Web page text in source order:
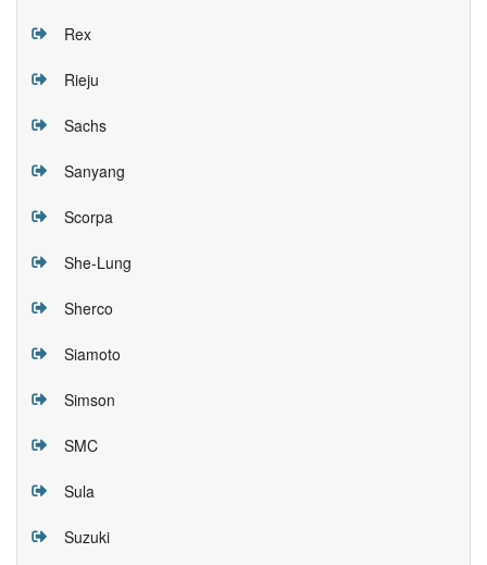
Rex
Rieju
Sachs
Sanyang
Scorpa
She-Lung
Sherco
Siamoto
Simson
SMC
Sula
Suzuki